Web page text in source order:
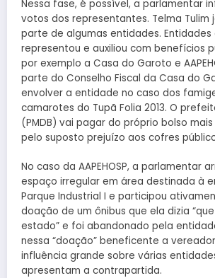
Nessa fase, é possível, a parlamentar
votos dos representantes. Telma Tulim
parte de algumas entidades. Entidades
representou e auxiliou com benefícios
por exemplo a Casa do Garoto e
parte do Conselho Fiscal da Casa do
envolver a entidade no caso dos
camarotes do Tupã Folia 2013. O
(PMDB) vai pagar do próprio bolso mais
pelo suposto prejuízo aos cofres
No caso da AAPEHOSP, a parlamentar
espaço irregular em área destinada à
Parque Industrial I e participou
doação de um ônibus que ela dizia
estado” e foi abandonado pela
nessa “doação” beneficente a
influência grande sobre várias
apresentam a contrapartida.